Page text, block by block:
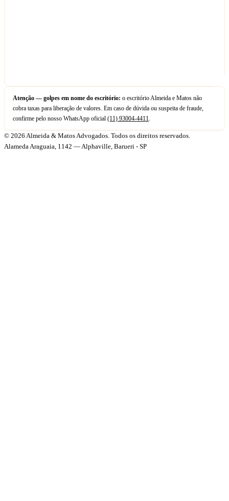
Atenção — golpes em nome do escritório: o escritório Almeida e Matos não
cobra taxas para liberação de valores. Em caso de dúvida ou suspeita de fraude,
confirme pelo nosso WhatsApp oficial (11) 93004-4411.
© 2026 Almeida & Matos Advogados. Todos os direitos reservados.
Alameda Araguaia, 1142 — Alphaville, Barueri - SP